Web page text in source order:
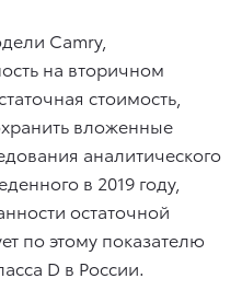
Camry,
на вторичном
стоимость,
вложенные
аналитического
в 2019 году,
остаточной
по этому показателю
D в России.